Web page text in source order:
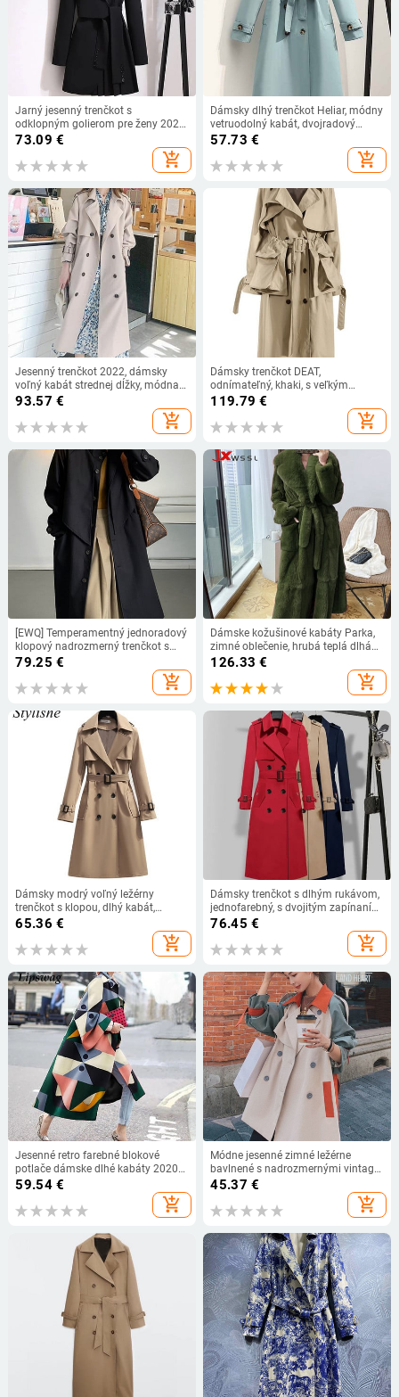
Jarný jesenný trenčkot s
odklopným golierom pre ženy 2022
Nový kórejský trenčkot pre ženy,
73.09 €
add_shopping_cart
Dámsky dlhý trenčkot Heliar, módny
vetruodolný kabát, dvojradový
trenčkot, zelený opasok, zimná
57.73 €
add_shopping_cart
Jesenný trenčkot 2022, dámsky
voľný kabát strednej dĺžky, módna
streetwear bunda, dámske
93.57 €
add_shopping_cart
Dámsky trenčkot DEAT,
odnímateľný, khaki, s veľkým
vreckom, šnurovaním v páse,
dvojradový, s vetrovkou, jeseň 2022,
nový 17A4071
119.79 €
add_shopping_cart
[EWQ] Temperamentný jednoradový
klopový nadrozmerný trenčkot s
opaskom, vysoko kvalitná vetrovka
pre ženy, jeseň 2022, 16R1998
79.25 €
add_shopping_cart
Dámske kožušinové kabáty Parka,
zimné oblečenie, hrubá teplá dlhá
bunda z umelej kožušiny, ženský
126.33 €
add_shopping_cart
Dámsky modrý voľný ležérny
trenčkot s klopou, dlhý kabát,
jesenná bunda, dámska khaki
čierna, vetrovka, vrchné oblečenie
65.36 €
add_shopping_cart
Dámsky trenčkot s dlhým rukávom,
jednofarebný, s dvojitým zapínaním
a golierom, s opaskom, vetrovka,
76.45 €
add_shopping_cart
Jesenné retro farebné blokové
potlače dámske dlhé kabáty 2020
Módne bundy s dlhým rukávom,
59.54€
add_shopping_cart
Módne jesenné zimné ležérne
bavlnené s nadrozmernými vintage
dlhými kabátmi pre ženy, trenčkot,
kabáty, top s dvojitým zapínaním
45.37 €
add_shopping_cart